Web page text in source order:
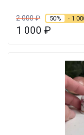
2 000₽ 50% - 1
1 000 ₽